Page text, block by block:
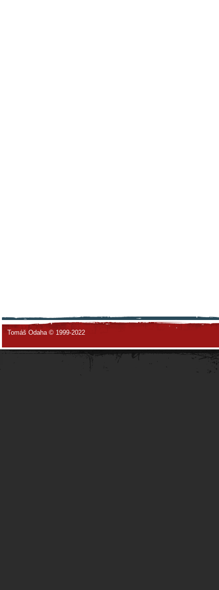
Tomáš Odaha © 1999-2022